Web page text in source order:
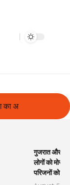
और केरल में
गुजरात और
लोगों को
परिजनों को